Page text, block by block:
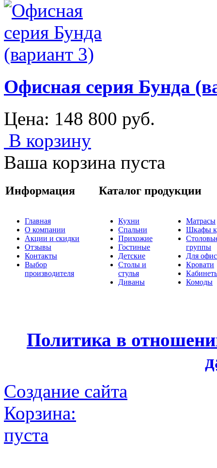
Офисная серия Бунда
Цена: 148 800 руб.
В корзину
Ваша корзина пуста
Информация Каталог продукции
Главная
О компании
Акции и скидки
Отзывы
Контакты
Выбор
производителя
Кухни
Спальни
Прихожие
Гостиные
Детские
Столы и
стулья
Диваны
Матрасы
Шкафы
группы
Для
Кровати
Комоды
Политика в
Создание сайта
Корзина:
пуста